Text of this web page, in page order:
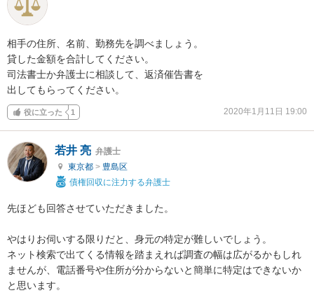
相手の住所、名前、勤務先を調べましょう。
貸した金額を合計してください。
司法書士か弁護士に相談して、返済催告書を
出してもらってください。
役に立った 1 2020年1月11日 19:00
若井 亮 弁護士
東京都 > 豊島区
債権回収に注力する弁護士
先ほども回答させていただきました。
やはりお伺いする限りだと、身元の特定が難しいでしょう。
ネット検索で出てくる情報を踏まえれば調査の幅は広がるかもしれ
ませんが、電話番号や住所が分からないと簡単に特定はできないか
と思います。